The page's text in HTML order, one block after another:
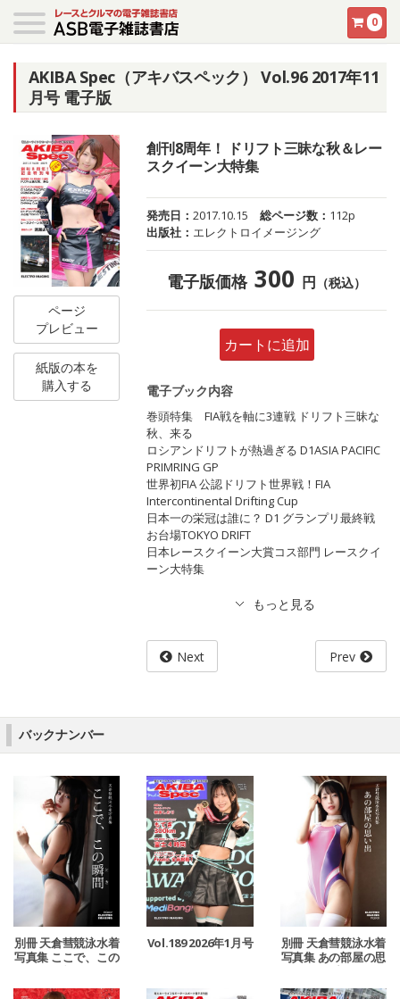
0
AKIBA Spec（アキバスペック） Vol.96 2017年11
月号 電子版
ページ
プレビュー
紙版の本を
購入する
創刊8周年！ ドリフト三昧な秋＆レー
スクイーン大特集
発売日：2017.10.15 総ページ数： 112p
出版社： エレクトロイメージング
電子版価格 300 円 （税込）
カートに追加
電子ブック内容
巻頭特集 FIA戦を軸に3連戦 ドリフト三昧な
秋、来る
ロシアンドリフトが熱過ぎる D1ASIA PACIFIC
PRIMRING GP
世界初FIA 公認ドリフト世界戦！FIA
Intercontinental Drifting Cup
日本一の栄冠は誰に？ D1 グランプリ最終戦
お台場TOKYO DRIFT
日本レースクイーン大賞コス部門 レースクイ
ーン大特集
Next Prev
バックナンバー
別冊 天倉彗競泳水着
写真集 ここで、この
瞬間
Vol.189 2026年1月号
別冊 天倉彗競泳水着
写真集 あの部屋の思
い出